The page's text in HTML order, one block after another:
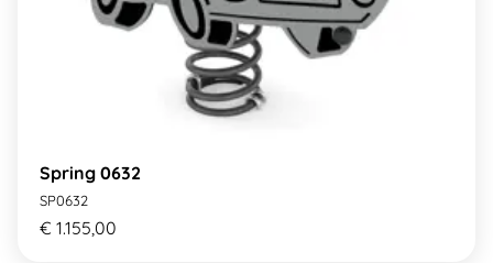
Spring 0632
SP0632
€ 1.155,00